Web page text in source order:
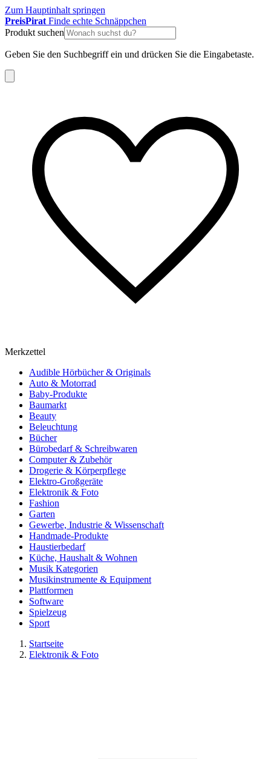
Zum Hauptinhalt springen
PreisPirat Finde echte Schnäppchen
Produkt suchen
Geben Sie den Suchbegriff ein und drücken Sie die Eingabetaste.
Merkzettel
Audible Hörbücher & Originals
Auto & Motorrad
Baby-Produkte
Baumarkt
Beauty
Beleuchtung
Bücher
Bürobedarf & Schreibwaren
Computer & Zubehör
Drogerie & Körperpflege
Elektro-Großgeräte
Elektronik & Foto
Fashion
Garten
Gewerbe, Industrie & Wissenschaft
Handmade-Produkte
Haustierbedarf
Küche, Haushalt & Wohnen
Musik Kategorien
Musikinstrumente & Equipment
Plattformen
Software
Spielzeug
Sport
Startseite
Elektronik & Foto